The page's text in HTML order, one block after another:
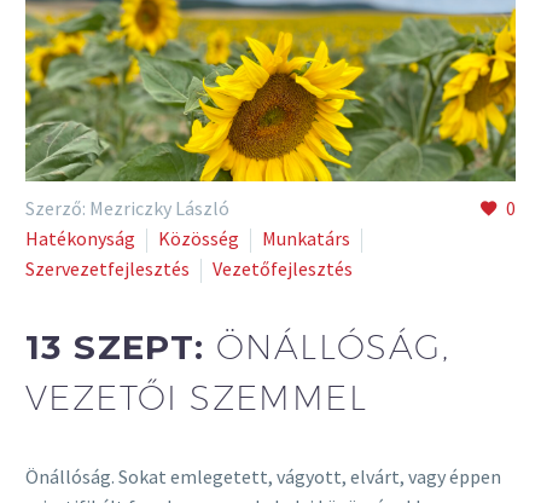
0
Szerző: Mezriczky László
Hatékonyság
Közösség
Munkatárs
Szervezetfejlesztés
Vezetőfejlesztés
13 SZEPT: ÖNÁLLÓSÁG,
VEZETŐI SZEMMEL
Önállóság. Sokat emlegetett, vágyott, elvárt, vagy éppen